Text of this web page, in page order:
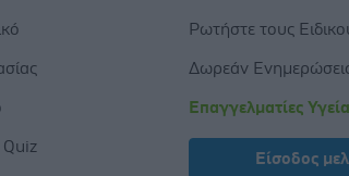
Quiz
Ρωτήστε τους
Δωρεάν
Επαγγελματίες
Είσοδος